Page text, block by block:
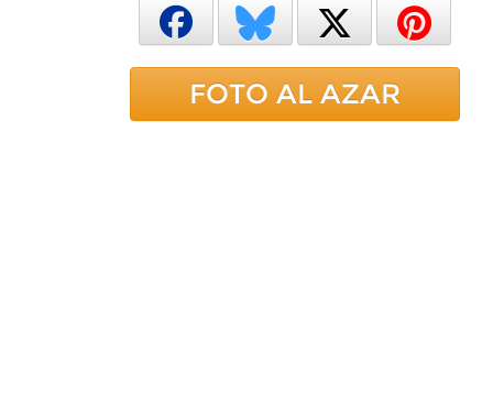
FOTO AL AZAR